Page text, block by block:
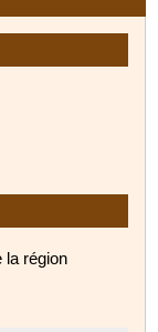
la région